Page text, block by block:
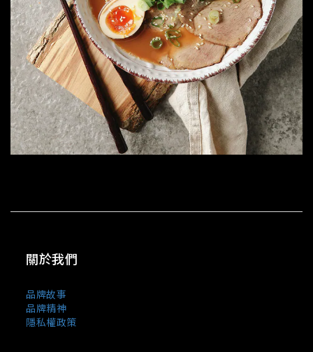
關於我們
品牌故事
品牌精神
隱私權政策